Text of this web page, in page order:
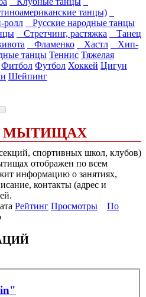
танцы)
ролл
Русские народные танцы
Стретчинг, растяжка
Танец
Фламенко Хастл
Хип-
танцы Теннис Тяжелая
Фитбол Футбол Хоккей Цигун
Шейпинг
МЫТИЩАХ
спортивных школ, клубов)
отображен по всем
информацию о занятиях,
контакты (адрес и
Рейтинг Просмотры
По